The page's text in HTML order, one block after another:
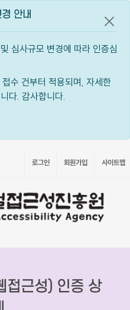
안내
심사규모 변경에 따라 인증심
수 건부터 적용되며, 자세한
다. 감사합니다.
공지
로그인 회원가입 사이트맵
접근성) 인증 상